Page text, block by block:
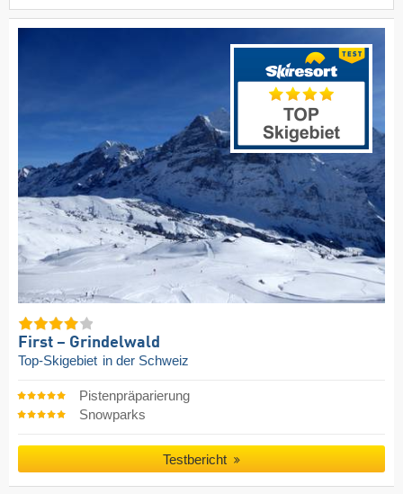
First – Grindelwald
Top-Skigebiet in der Schweiz
Pistenpräparierung
Snowparks
Testbericht